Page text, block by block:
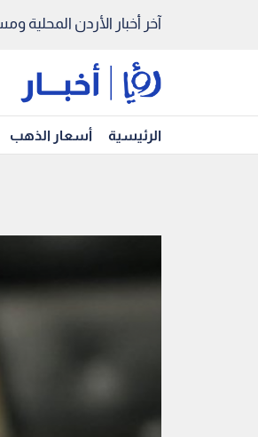
آخر أخبار الأردن المحلية
الرئيسية أسعار الذهب